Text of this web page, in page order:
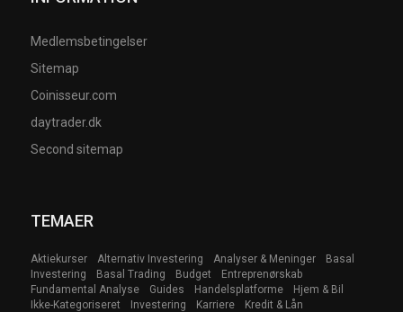
Medlemsbetingelser
Sitemap
Coinisseur.com
daytrader.dk
Second sitemap
TEMAER
Aktiekurser Alternativ Investering Analyser & Meninger
Basal
Investering
Basal Trading Budget
Entreprenørskab
Fundamental Analyse
Guides Handelsplatforme
Hjem & Bil
Ikke-Kategoriseret
Investering Karriere
Kredit & Lån